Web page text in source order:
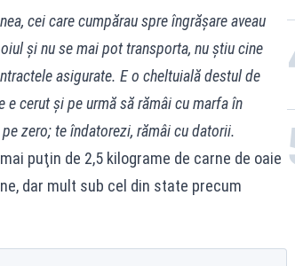
cei care cumpărau spre îngrăşare aveau
şi nu se mai pot transporta, nu ştiu cine
asigurate. E o cheltuială destul de
cerut şi pe urmă să rămâi cu marfa în
zero; te îndatorezi, rămâi cu datorii.
puţin de 2,5 kilograme de carne de oaie
dar mult sub cel din state precum